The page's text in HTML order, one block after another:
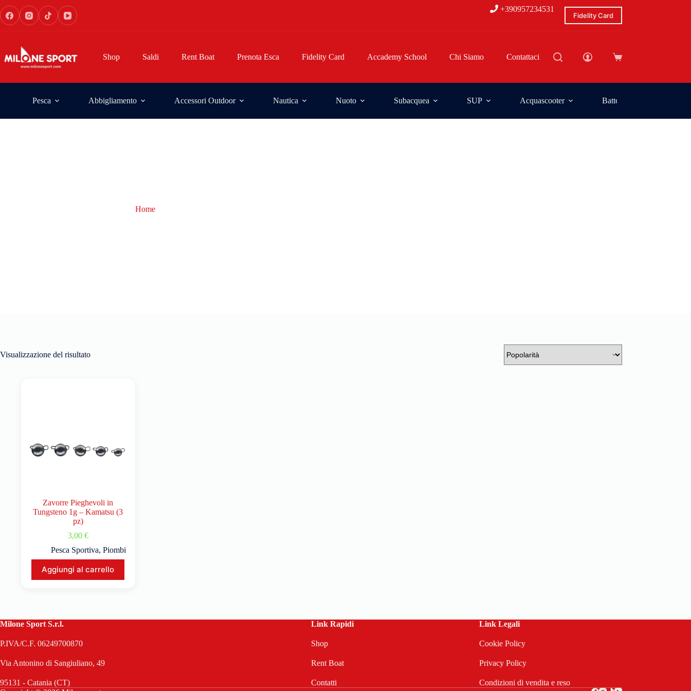
+390957234531
Fidelity Card
Shop Saldi Rent Boat Prenota Esca Fidelity Card Accademy School Chi Siamo Contattaci
Pesca Abbigliamento Accessori Outdoor Nautica Nuoto Subacquea SUP Acquascooter Batterie
Home
Visualizzazione del risultato
Zavorre Pieghevoli in
Tungsteno 1g – Kamatsu (3
pz)
3,00 €
Pesca Sportiva, Piombi
Aggiungi al carrello
Milone Sport S.r.l.
P.IVA/C.F. 06249700870
Via Antonino di Sangiuliano, 49
95131 - Catania (CT)
Link Rapidi
Shop
Rent Boat
Contatti
Link Legali
Cookie Policy
Privacy Policy
Condizioni di vendita e reso